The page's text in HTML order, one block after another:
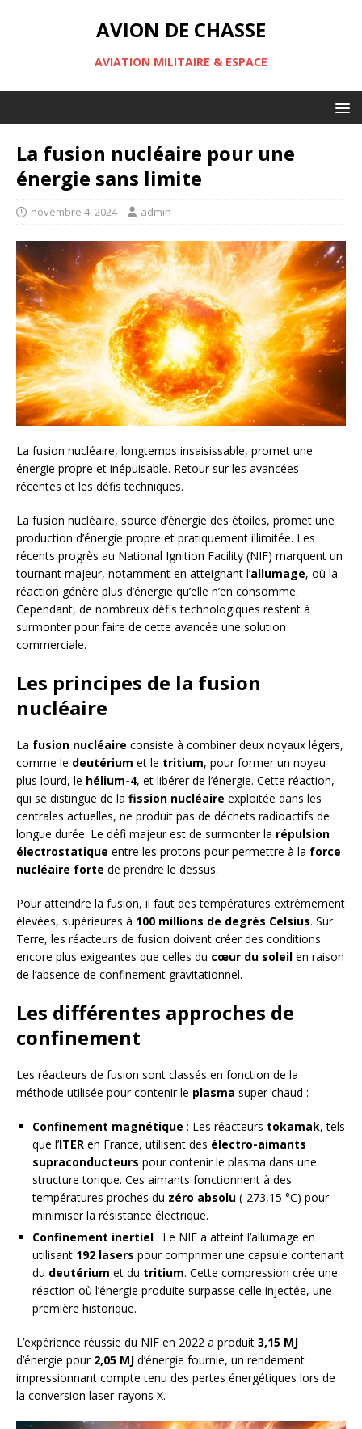
AVION DE CHASSE
AVIATION MILITAIRE & ESPACE
La fusion nucléaire pour une
énergie sans limite
novembre 4, 2024 admin
La fusion nucléaire, longtemps insaisissable, promet une
énergie propre et inépuisable. Retour sur les avancées
récentes et les défis techniques.
La fusion nucléaire, source d’énergie des étoiles, promet une
production d’énergie propre et pratiquement illimitée. Les
récents progrès au National Ignition Facility (NIF) marquent un
tournant majeur, notamment en atteignant l’allumage, où la
réaction génère plus d’énergie qu’elle n’en consomme.
Cependant, de nombreux défis technologiques restent à
surmonter pour faire de cette avancée une solution
commerciale.
Les principes de la fusion
nucléaire
La fusion nucléaire consiste à combiner deux noyaux légers,
comme le deutérium et le tritium, pour former un noyau
plus lourd, le hélium-4, et libérer de l’énergie. Cette réaction,
qui se distingue de la fission nucléaire exploitée dans les
centrales actuelles, ne produit pas de déchets radioactifs de
longue durée. Le défi majeur est de surmonter la répulsion
électrostatique entre les protons pour permettre à la force
nucléaire forte de prendre le dessus.
Pour atteindre la fusion, il faut des températures extrêmement
élevées, supérieures à 100 millions de degrés Celsius. Sur
Terre, les réacteurs de fusion doivent créer des conditions
encore plus exigeantes que celles du cœur du soleil en raison
de l’absence de confinement gravitationnel.
Les différentes approches de
confinement
Les réacteurs de fusion sont classés en fonction de la
méthode utilisée pour contenir le plasma super-chaud :
Confinement magnétique : Les réacteurs tokamak, tels
que l’ITER en France, utilisent des électro-aimants
supraconducteurs pour contenir le plasma dans une
structure torique. Ces aimants fonctionnent à des
températures proches du zéro absolu (-273,15 °C) pour
minimiser la résistance électrique.
Confinement inertiel : Le NIF a atteint l’allumage en
utilisant 192 lasers pour comprimer une capsule contenant
du deutérium et du tritium. Cette compression crée une
réaction où l’énergie produite surpasse celle injectée, une
première historique.
L’expérience réussie du NIF en 2022 a produit 3,15 MJ
d’énergie pour 2,05 MJ d’énergie fournie, un rendement
impressionnant compte tenu des pertes énergétiques lors de
la conversion laser-rayons X.